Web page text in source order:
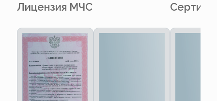
Лицензия МЧС